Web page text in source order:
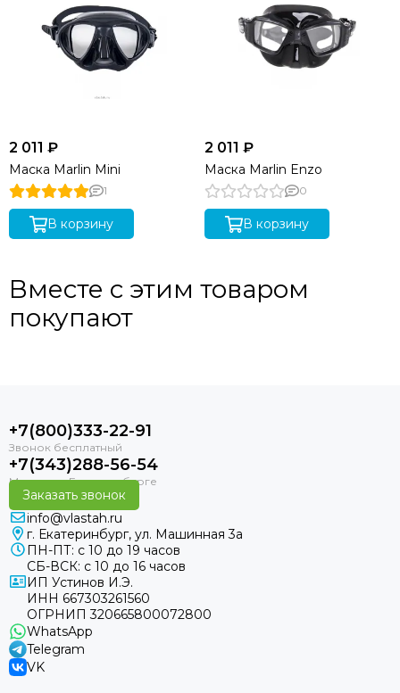
2 011 ₽
Маска Marlin Mini
1
В корзину
2 011 ₽
Маска Marlin Enzo
0
В корзину
Вместе с этим товаром
покупают
+7(800)333-22-91
+7(343)288-56-54
Заказать звонок
info@vlastah.ru
г. Екатеринбург, ул. Машинная 3а
ПН-ПТ: с 10 до 19 часов
СБ-ВСК: с 10 до 16 часов
ИП Устинов И.Э.
ИНН 667303261560
ОГРНИП 320665800072800
WhatsApp
Telegram
VK